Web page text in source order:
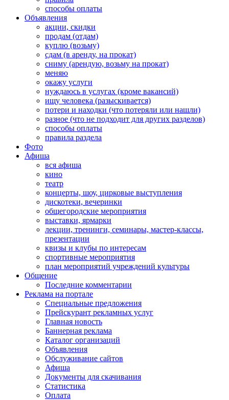
способы оплаты
Объявления
акции, скидки
продам (отдам)
куплю (возьму)
сдам (в аренду, на прокат)
сниму (арендую, возьму на прокат)
меняю
окажу услуги
нуждаюсь в услугах (кроме вакансий)
ищу человека (разыскивается)
потери и находки (что потеряли или нашли)
разное (что не подходит для других разделов)
способы оплаты
правила раздела
Фото
Афиша
вся афиша
кино
театр
концерты, шоу, цирковые выступления
дискотеки, вечеринки
общегородские мероприятия
выставки, ярмарки
лекции, тренинги, семинары, мастер-классы,
презентации
квизы и клубы по интересам
спортивные мероприятия
план мероприятий учреждений культуры
Общение
Последние комментарии
Реклама на портале
Специальные предложения
Прейскурант рекламных услуг
Главная новость
Баннерная реклама
Каталог организаций
Объявления
Обслуживание сайтов
Афиша
Документы для скачивания
Статистика
Оплата